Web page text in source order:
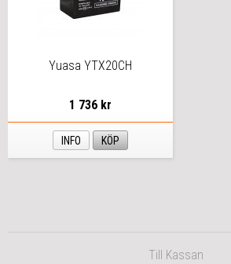
Yuasa YTX20CH
1 736 kr
INFO KÖP
Till Kassan